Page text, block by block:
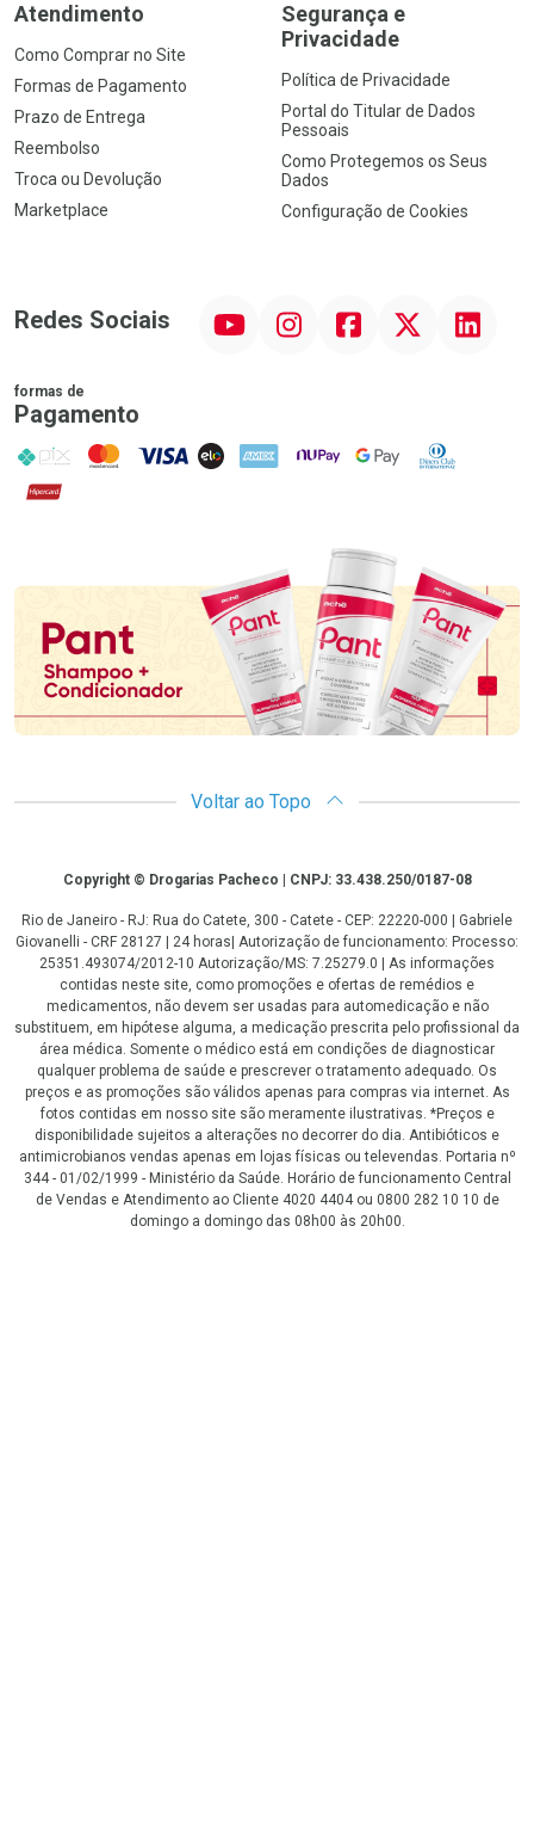
Atendimento
Como Comprar no Site
Formas de Pagamento
Prazo de Entrega
Reembolso
Troca ou Devolução
Marketplace
Segurança e
Privacidade
Política de Privacidade
Portal do Titular de Dados
Pessoais
Como Protegemos os Seus
Dados
Configuração de Cookies
Redes Sociais InstagramFacebookTwitter Linkedin
formas de
Pagamento
PIX MasterCard
VISA ELO AMEX NuPay Google PayDiners Club
Hipercard
Promoção em Destaque
Voltar ao Topo
CopyrightCopyright © Drogarias Pacheco | CNPJ: 33.438.250/0187-08
Rio de Janeiro - RJ: Rua do Catete, 300 - Catete - CEP: 22220-000 | Gabriele
Giovanelli - CRF 28127 | 24 horas| Autorização de funcionamento: Processo:
25351.493074/2012-10 Autorização/MS: 7.25279.0 | As informações
contidas neste site, como promoções e ofertas de remédios e
medicamentos, não devem ser usadas para automedicação e não
substituem, em hipótese alguma, a medicação prescrita pelo profissional da
área médica. Somente o médico está em condições de diagnosticar
qualquer problema de saúde e prescrever o tratamento adequado. Os
preços e as promoções são válidos apenas para compras via internet. As
fotos contidas em nosso site são meramente ilustrativas. *Preços e
disponibilidade sujeitos a alterações no decorrer do dia. Antibióticos e
antimicrobianos vendas apenas em lojas físicas ou televendas. Portaria nº
344 - 01/02/1999 - Ministério da Saúde. Horário de funcionamento Central
de Vendas e Atendimento ao Cliente 4020 4404 ou 0800 282 10 10 de
domingo a domingo das 08h00 às 20h00.